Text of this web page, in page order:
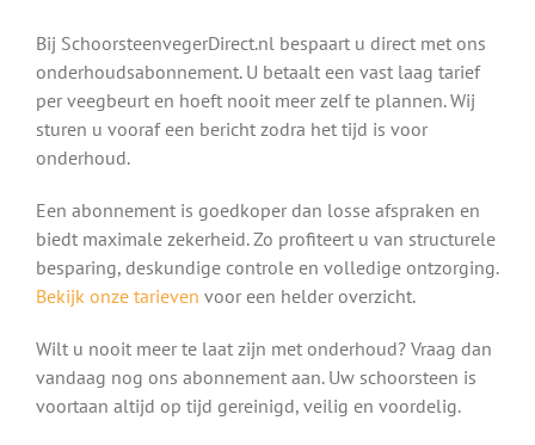
Bij SchoorsteenvegerDirect.nl bespaart u direct met ons
onderhoudsabonnement. U betaalt een vast laag tarief
per veegbeurt en hoeft nooit meer zelf te plannen. Wij
sturen u vooraf een bericht zodra het tijd is voor
onderhoud.
Een abonnement is goedkoper dan losse afspraken en
biedt maximale zekerheid. Zo profiteert u van structurele
besparing, deskundige controle en volledige ontzorging.
Bekijk onze tarieven voor een helder overzicht.
Wilt u nooit meer te laat zijn met onderhoud? Vraag dan
vandaag nog ons abonnement aan. Uw schoorsteen is
voortaan altijd op tijd gereinigd, veilig en voordelig.